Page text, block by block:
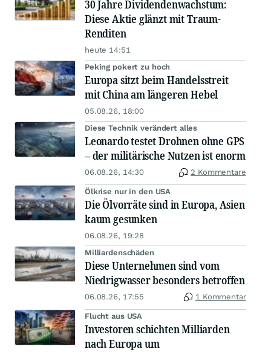
30 Jahre Dividendenwachstum:
Diese Aktie glänzt mit Traum-
Renditen
heute 14:51
Peking pokert zu hoch
Europa sitzt beim Handelsstreit
mit China am längeren Hebel
05.08.26, 18:00
Diese Technik verändert alles
Leonardo testet Drohnen ohne GPS
– der militärische Nutzen ist enorm
06.08.26, 14:30 2 Kommentare
Ölkrise nur in den USA
Die Ölvorräte sind in Europa, Asien
kaum gesunken
06.08.26, 19:28
Milliardenschäden
Diese Unternehmen sind vom
Niedrigwasser besonders betroffen
06.08.26, 17:55 1 Kommentar
Flucht aus USA
Investoren schichten Milliarden
nach Europa um